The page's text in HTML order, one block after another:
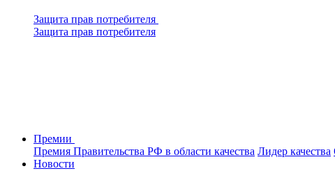
Защита прав потребителя
Защита прав потребителя
Премии
Премия Правительства РФ в области качества Лидер качества
Новости